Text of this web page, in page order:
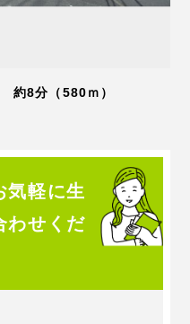
約8分（580ｍ）
気軽に生
わせくだ